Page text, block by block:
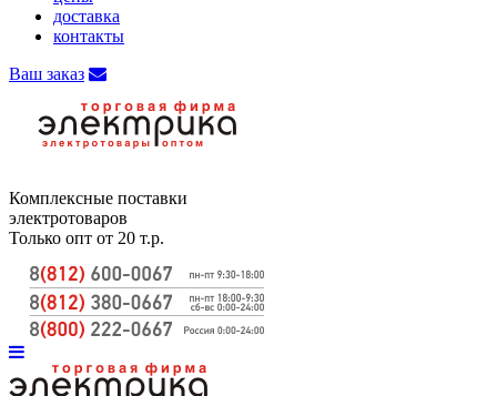
доставка
контакты
Ваш заказ
Комплексные поставки
электротоваров
Только опт от 20 т.р.